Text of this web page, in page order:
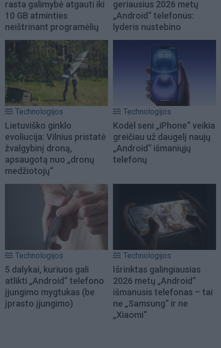
rasta galimybė atgauti iki
10 GB atminties
neištrinant programėlių
geriausius 2026 metų
„Android“ telefonus:
lyderis nustebino
Technologijos
Lietuviško ginklo
evoliucija: Vilnius pristatė
žvalgybinį droną,
apsaugotą nuo „dronų
medžiotojų“
Technologijos
Kodėl seni „iPhone“ veikia
greičiau už daugelį naujų
„Android“ išmaniųjų
telefonų
Technologijos
5 dalykai, kuriuos gali
atlikti „Android“ telefono
įjungimo mygtukas (be
įprasto įjungimo)
Technologijos
Išrinktas galingiausias
2026 metų „Android“
išmanusis telefonas – tai
ne „Samsung“ ir ne
„Xiaomi“